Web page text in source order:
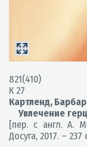
821(410)
К 27
Картленд,
Увлечение
[пер. с англ. А.
Досуга, 2017. – 237